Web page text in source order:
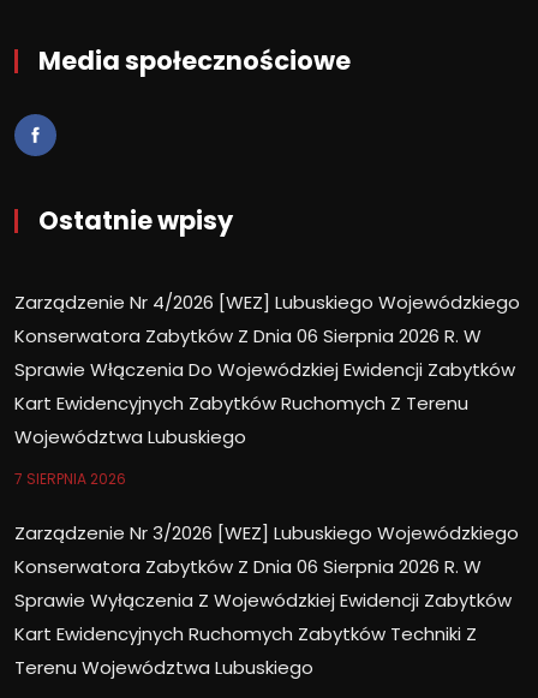
Media społecznościowe
Ostatnie wpisy
Zarządzenie Nr 4/2026 [WEZ] Lubuskiego Wojewódzkiego
Konserwatora Zabytków Z Dnia 06 Sierpnia 2026 R. W
Sprawie Włączenia Do Wojewódzkiej Ewidencji Zabytków
Kart Ewidencyjnych Zabytków Ruchomych Z Terenu
Województwa Lubuskiego
7 SIERPNIA 2026
Zarządzenie Nr 3/2026 [WEZ] Lubuskiego Wojewódzkiego
Konserwatora Zabytków Z Dnia 06 Sierpnia 2026 R. W
Sprawie Wyłączenia Z Wojewódzkiej Ewidencji Zabytków
Kart Ewidencyjnych Ruchomych Zabytków Techniki Z
Terenu Województwa Lubuskiego